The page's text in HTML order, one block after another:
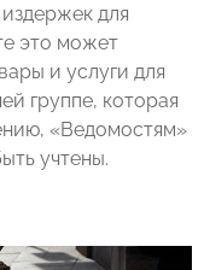
для
это может
и услуги для
группе, которая
«Ведомостям»
учтены.